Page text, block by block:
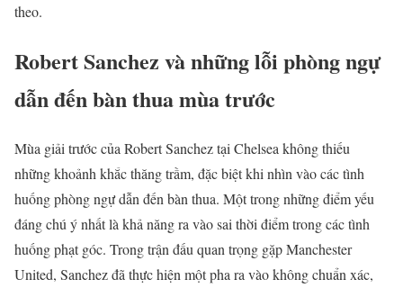
theo.
Robert Sanchez và những lỗi phòng ngự
dẫn đến bàn thua mùa trước
Mùa giải trước của Robert Sanchez tại Chelsea không thiếu
những khoảnh khắc thăng trầm, đặc biệt khi nhìn vào các tình
huống phòng ngự dẫn đến bàn thua. Một trong những điểm yếu
đáng chú ý nhất là khả năng ra vào sai thời điểm trong các tình
huống phạt góc. Trong trận đấu quan trọng gặp Manchester
United, Sanchez đã thực hiện một pha ra vào không chuẩn xác,